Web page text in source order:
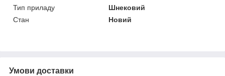
Тип приладу
Шнековий
Стан
Новий
Умови доставки